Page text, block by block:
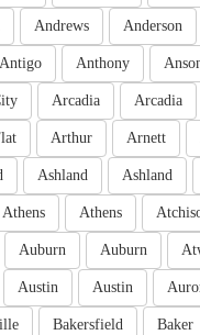
Anderson
Andrews
Anthony
Antigo
Arcadia
Arcadia
Arnett
Arthur
Ashland
Ashland
Athens
Athens
Auburn
Auburn
Austin
Austin
Baker
Bakersfield